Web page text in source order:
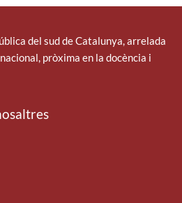
del sud de Catalunya, arrelada
pròxima en la docència i